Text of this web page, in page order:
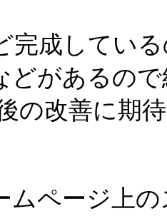
成している
どがあるの
の改善に期
ページ上の